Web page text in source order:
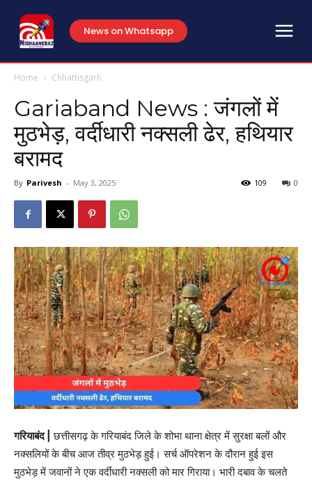
News on Whatsapp
Home Chhattisgarh
Gariaband News : जंगलों में
मुठभेड़, वर्दीधारी नक्सली ढेर, हथियार
बरामद
By Parivesh - May 3, 2025 0
109
गरियाबंद | छत्तीसगढ़ के गरियाबंद जिले के शोभा थाना क्षेत्र में सुरक्षा बलों और
नक्सलियों के बीच आज तीव्र मुठभेड़ हुई। सर्च ऑपरेशन के दौरान हुई इस
मुठभेड़ में जवानों ने एक वर्दीधारी नक्सली को मार गिराया। भारी दबाव के चलते